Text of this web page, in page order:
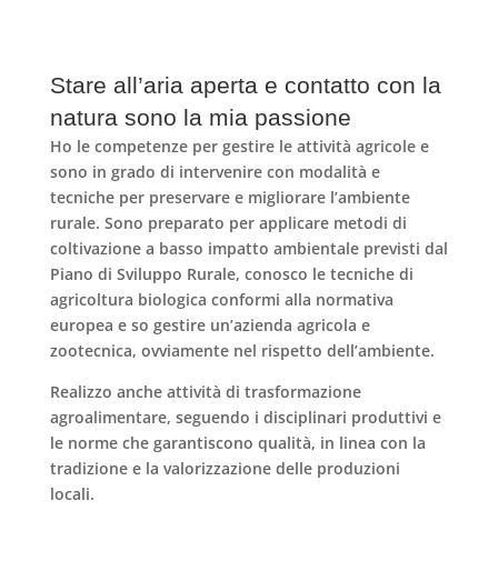
Stare all’aria aperta e contatto con la
natura sono la mia passione
Ho le competenze per gestire le attività agricolee
sono in grado di intervenire con modalità e
tecniche per preservare e migliorare l’ambiente
rurale. Sono preparato per applicare metodi di
coltivazione a basso impatto ambientaleprevisti dal
Piano di Sviluppo Rurale, conosco le tecniche di
agricoltura biologica conformi alla normativa
europea e so gestire un’azienda agricola e
zootecnica, ovviamente nel rispetto dell’ambiente.
Realizzo anche attività di trasformazione
agroalimentare, seguendo i disciplinari produttivi e
le norme che garantiscono qualità, in linea con la
tradizione e la valorizzazione delle produzioni
locali.